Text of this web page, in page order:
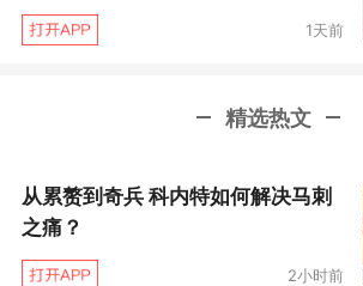
不能冒任何风险。具体情况我不
有和队医仔细交谈。”
从托马斯赛后接受采访，畅谈“我
果他有什么意外，对于枪手而言
击。作为今年6月就要年满32岁
一度被认为与枪手缘分将尽，甚
1天前
精选热文
从累赘到奇兵 科内特如何解决马刺
之痛？
2小时前